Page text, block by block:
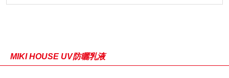
MIKI HOUSE UV防曬乳液